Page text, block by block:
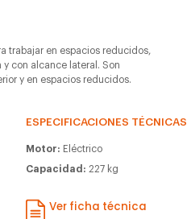
trabajar en espacios reducidos,
con alcance lateral. Son
y en espacios reducidos.
ESPECIFICACIONES TÉCNICAS
Motor: Eléctrico
Capacidad:227 kg
Ver ficha técnica